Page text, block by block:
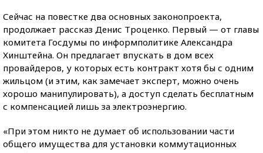
Сейчас на повестке два основных законопроекта,
продолжает рассказ Денис Троценко. Первый — от главы
комитета Госдумы по информполитике Александра
Хинштейна. Он предлагает впускать в дом всех
провайдеров, у которых есть контракт хотя бы с одним
жильцом (и этим, как замечает эксперт, можно очень
хорошо манипулировать), а доступ сделать бесплатным
с компенсацией лишь за электроэнергию.
«При этом никто не думает об использовании части
общего имущества для установки коммутационных